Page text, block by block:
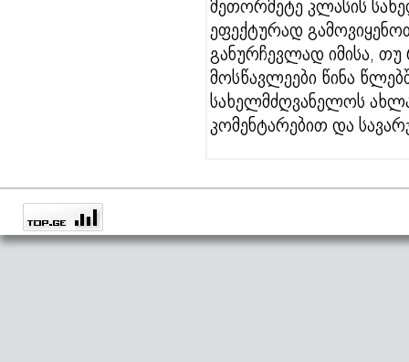
მეთორმეტე კლასის
ეფექტურად
განურჩევლად იმისა,
მოსწავლეები წინა
სახელმძღვანელოს
კომენტარებით და